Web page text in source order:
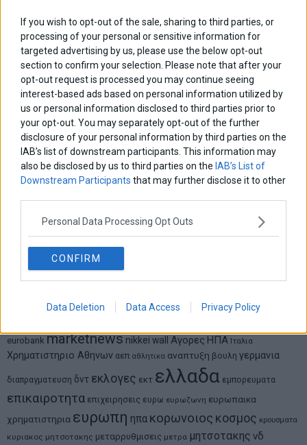
If you wish to opt-out of the sale, sharing to third parties, or
processing of your personal or sensitive information for
targeted advertising by us, please use the below opt-out
section to confirm your selection. Please note that after your
opt-out request is processed you may continue seeing
interest-based ads based on personal information utilized by
us or personal information disclosed to third parties prior to
your opt-out. You may separately opt-out of the further
disclosure of your personal information by third parties on the
IAB’s list of downstream participants. This information may
also be disclosed by us to third parties on the IAB’s List of
Downstream Participants that may further disclose it to other
Personal Data Processing Opt Outs
CONFIRM
Data Deletion Data Access Privacy Policy
Σταματίνα Σταματάκου
Η βία κατά των ζώων δεν αντέχει βολικές ερμηνείες
Δημήτρης Καμπουράκης
Από την αποθέωση στην καταγγελία: Η Ελλάδα πάντα
ψάχνει τον επόμενο Μεσσία
Νικόλαος Φουρτζής
MIT Sloan: Οι AI-driven επιχειρήσεις διαμορφώνουν το νέο
Θανάσης Κρητικός
Στις 11/12 το πρώτο ευρωπαϊκό ντέρμπι «αιωνίων»
ΕΤΙΚΕΤΕΣ
eurobank marketnews nikkei wall Αγορες ΗΠΑ Ιταλια
Χρηματιστηριο Αθηνων αεπ αθλητικα αναπτυξη βουλη γερμανια
διαπραγματευση δντ εκλογες εκτ ελλαδα εμπορευματα
επικαιροτητα επιχειρησεις ευρω ευρωζωνη ευρωπαικα
χρηματιστηρια ευρωπη ηπα κορωνοιος κοσμος κρουσματα
κυριακος μητσοτακης μεταρρυθμισεις μετρα μητσοτακης νδ